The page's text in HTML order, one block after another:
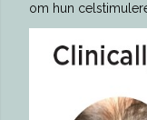
om hun